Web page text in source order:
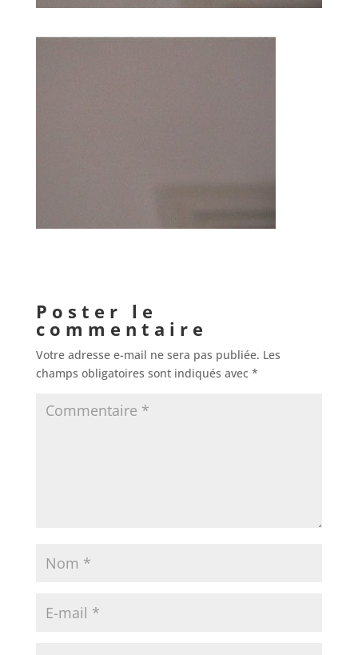
Poster le
commentaire
Votre adresse e-mail ne sera pas publiée. Les
champs obligatoires sont indiqués avec *